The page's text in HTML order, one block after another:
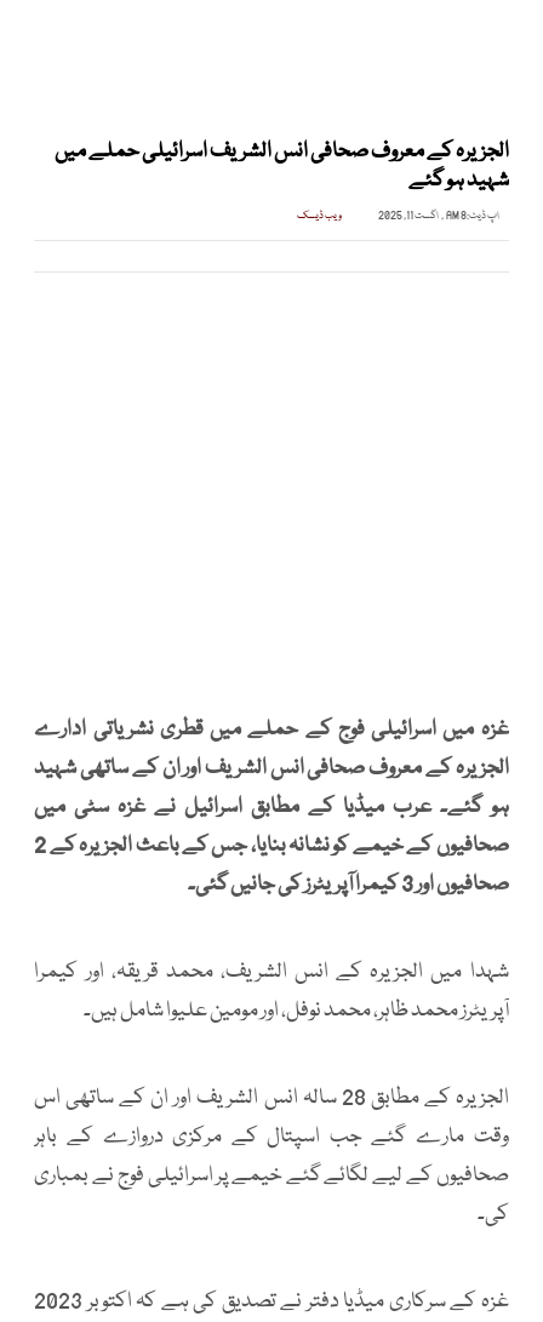
الجزیرہ کے معروف صحافی انس الشریف اسرائیلی حملے میں
شہید ہو گئے
اپ ڈیٹ:8 AM , اگست 11, 2025 ویب ڈیسک
غزہ میں اسرائیلی فوج کے حملے میں قطری نشریاتی ادارے
الجزیرہ کے معروف صحافی انس الشریف اور ان کے ساتھی شہید
ہو گئے۔ عرب میڈیا کے مطابق اسرائیل نے غزہ سٹی میں
صحافیوں کے خیمے کو نشانہ بنایا، جس کے باعث الجزیرہ کے 2
صحافیوں اور 3 کیمرا آپریٹرز کی جانیں گئی۔
شہدا میں الجزیرہ کے انس الشریف، محمد قریقہ، اور کیمرا
آپریٹرز محمد ظاہر، محمد نوفل، اور مومین علیوا شامل ہیں۔
الجزیرہ کے مطابق 28 سالہ انس الشریف اور ان کے ساتھی اس
وقت مارے گئے جب اسپتال کے مرکزی دروازے کے باہر
صحافیوں کے لیے لگائے گئے خیمے پر اسرائیلی فوج نے بمباری
کی۔
غزہ کے سرکاری میڈیا دفتر نے تصدیق کی ہے کہ اکتوبر 2023